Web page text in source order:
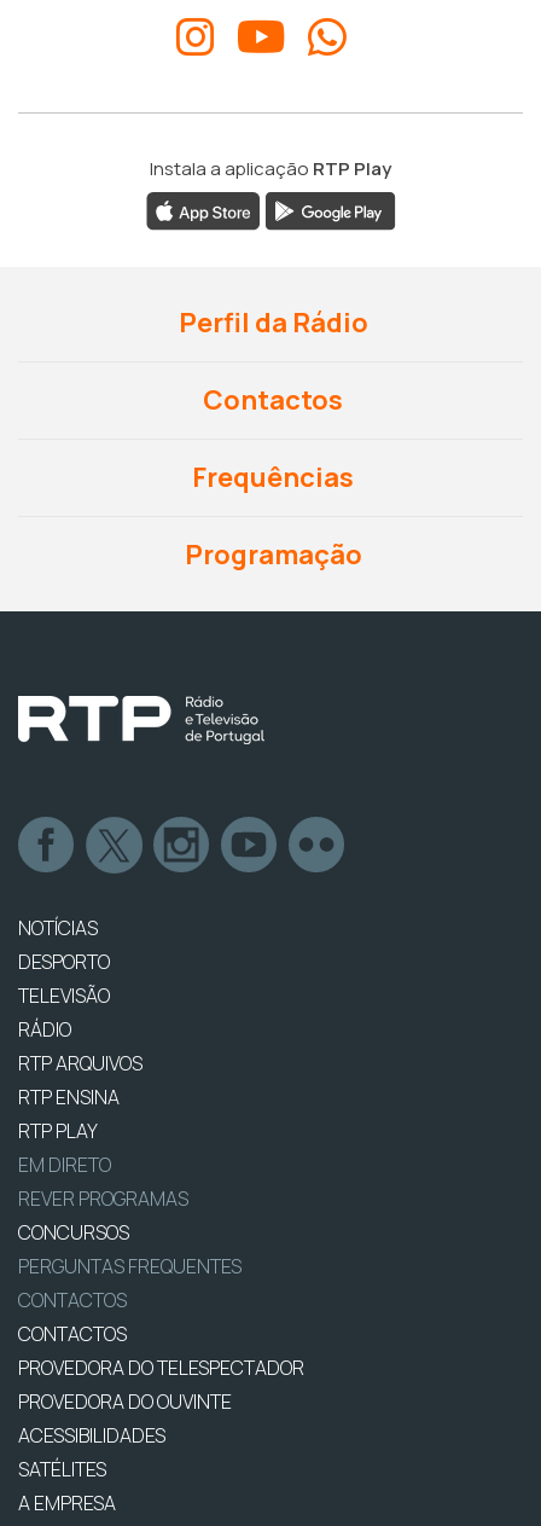
Instala a aplicação RTP Play
Perfil da Rádio
Contactos
Frequências
Programação
NOTÍCIAS
DESPORTO
TELEVISÃO
RÁDIO
RTP ARQUIVOS
RTP ENSINA
RTP PLAY
EM DIRETO
REVER PROGRAMAS
CONCURSOS
PERGUNTAS FREQUENTES
CONTACTOS
CONTACTOS
PROVEDORA DO TELESPECTADOR
PROVEDORA DO OUVINTE
ACESSIBILIDADES
SATÉLITES
A EMPRESA